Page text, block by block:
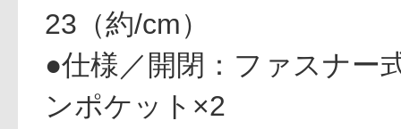
ギフト
23（約/cm）
●仕様／開閉：ファスナ
ンポケット×2